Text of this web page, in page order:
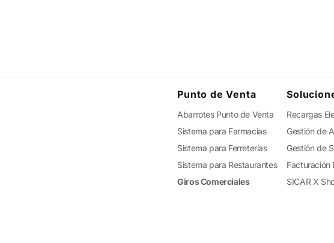
Punto de Venta
Abarrotes Punto de Venta
Sistema para Farmacias
Sistema para Ferreterías
Sistema para Restaurantes
Giros Comerciales
Recargas
Gestión de
Gestión de
Facturación
SICAR X